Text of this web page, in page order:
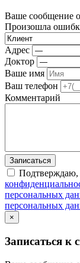
Ваше сообщение
Произошла
Адрес
Доктор
Ваше имя
Ваш телефон
Комментарий
Записаться
Подтверждаю,
персональных
персональных
×
Записаться к